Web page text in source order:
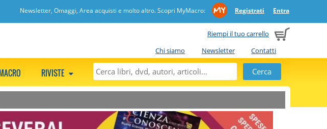
Newsletter, Omaggi, Area acquisti e molto altro. Scopri MyMacro: Registrati Entra
Riempi il tuo carrello
Chi siamo
Newsletter Contatti
RIVISTE